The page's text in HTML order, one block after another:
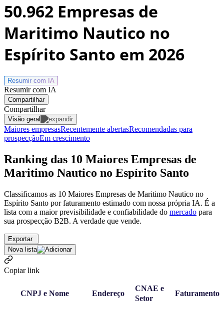
50.962 Empresas de
Maritimo Nautico no
Espírito Santo em 2026
Resumir com IA
Resumir com IA
Compartilhar
Compartilhar
Visão geral
Maiores empresasRecentemente abertasRecomendadas para
prospecçãoEm crescimento
Ranking das 10 Maiores Empresas de
Maritimo Nautico no Espírito Santo
Classificamos as 10 Maiores Empresas de Maritimo Nautico no
Espírito Santo por faturamento estimado com nossa própria IA. É a
lista com a maior previsibilidade e confiabilidade do mercado para
sua prospecção B2B. A verdade que vende.
Exportar
Nova lista
Copiar link
CNPJ e Nome Endereço
CNAE e
Setor
Faturamento